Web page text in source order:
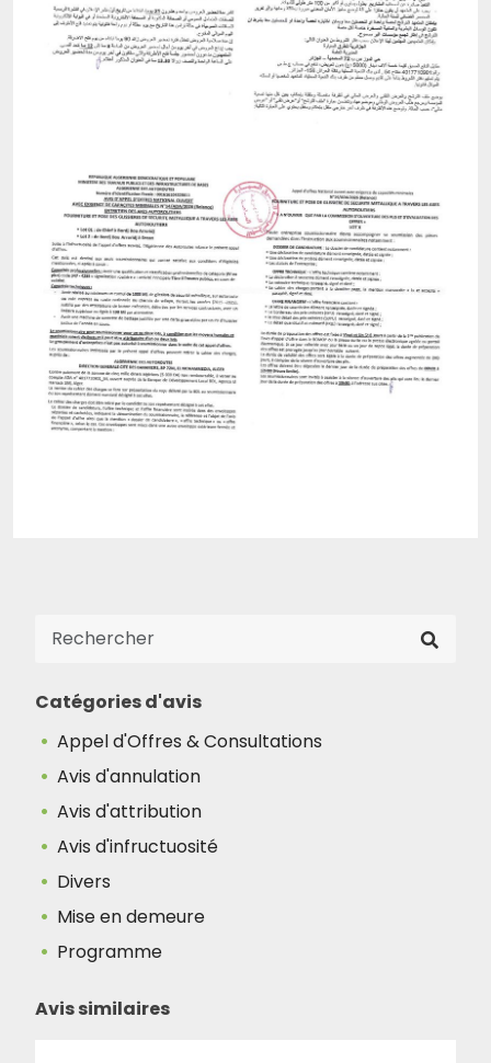
Catégories d'avis
Appel d'Offres & Consultations
Avis d'annulation
Avis d'attribution
Avis d'infructuosité
Divers
Mise en demeure
Programme
Avis similaires